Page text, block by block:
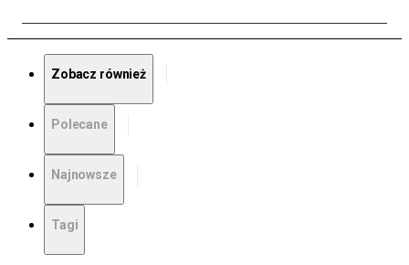
Zobacz również
Polecane
Najnowsze
Tagi